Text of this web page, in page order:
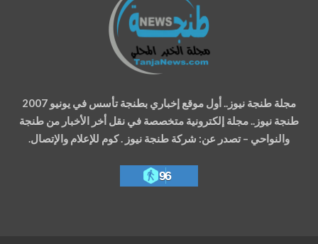
مجلة طنجة نيوز.. أول موقع إخباري بطنجة تأسس في يونيو 2007
طنجة نيوز.. مجلة إلكترونية متخصصة في نقل أخر الأخبار من طنجة
والنواحي – تصدر عن: شركة طنجة نيوز . كوم للإعلام والإتصال.
96